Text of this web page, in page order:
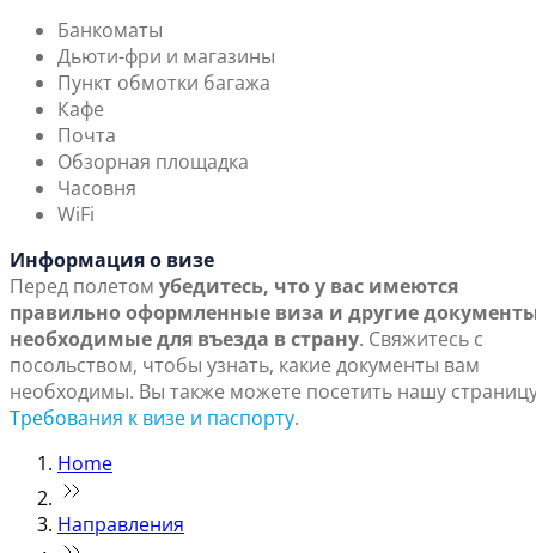
Банкоматы
Дьюти-фри и магазины
Пункт обмотки багажа
Кафе
Почта
Обзорная площадка
Часовня
WiFi
Информация о визе
Перед полетом убедитесь, что у вас имеются
правильно оформленные виза и другие
необходимые для въезда в страну. Свяжитесь с
посольством, чтобы узнать, какие документы вам
необходимы. Вы также можете посетить нашу
Требования к визе и паспорту.
Home
Направления